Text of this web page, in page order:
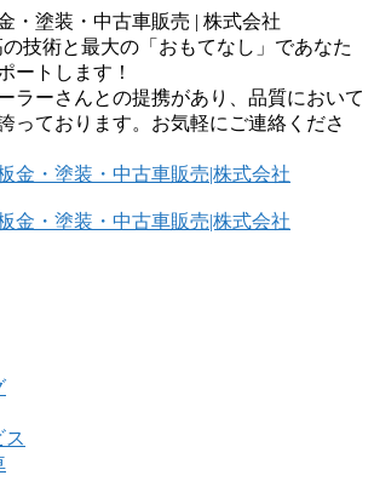
・塗装・中古車販売 | 株式会社
技術と最大の「おもてなし」であなた
ートします！
ラーさんとの提携があり、品質において
っております。お気軽にご連絡くださ
ス